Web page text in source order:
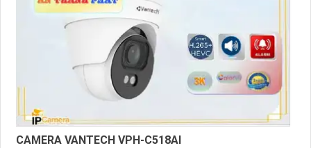
CAMERA VANTECH VPH-C518AI